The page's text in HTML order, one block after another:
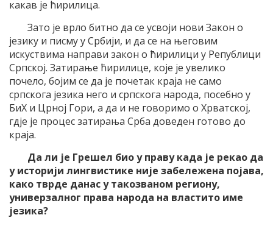
какав је ћирилица.
Зато је врло битно да се усвоји нови Закон о
језику и писму у Србији, и да се на његовим
искуствима направи закон о ћирилици у Републици
Српској. Затирање ћирилице, које је увелико
почело, бојим се да је почетак краја не само
српскога језика него и српскога народа, посебно у
БиХ и Црној Гори, а да и не говоримо о Хрватској,
гдје је процес затирања Срба доведен готово до
краја.
Да ли је Грешел био у праву када је рекао да
у историји лингвистике није забележена појава,
како тврде данас у такозваном региону,
универзалног права народа на властито име
језика?